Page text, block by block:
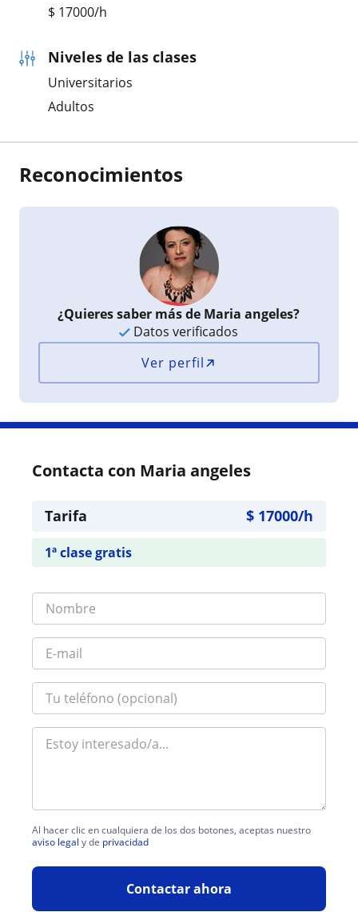
$ 17000/h
Niveles de las clases
Universitarios
Adultos
Reconocimientos
¿Quieres saber más de Maria angeles?
Datos verificados
Ver perfil
Contacta con Maria angeles
Tarifa $ 17000/h
1ª clase gratis
Al hacer clic en cualquiera de los dos botones, aceptas nuestro
aviso legal y de privacidad
Contactar ahora